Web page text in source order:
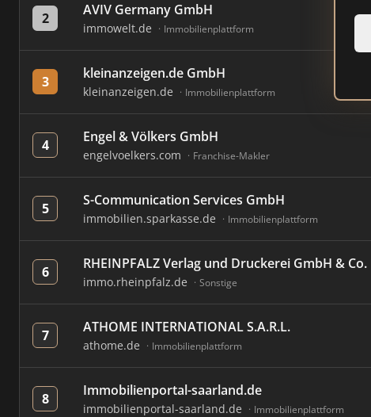
2 AVIV Germany GmbH
immowelt.de Immobilienplattform
3 kleinanzeigen.de GmbH
kleinanzeigen.de Immobilienplattform
4 Engel & Völkers GmbH
engelvoelkers.com Franchise-Makler
5 S-Communication Services GmbH
immobilien.sparkasse.de Immobilienplattform
6 RHEINPFALZ Verlag und Druckerei GmbH &
immo.rheinpfalz.de Sonstige
7 ATHOME INTERNATIONAL S.A.R.L.
athome.de Immobilienplattform
8 Immobilienportal-saarland.de
immobilienportal-saarland.de Immobilienplattform